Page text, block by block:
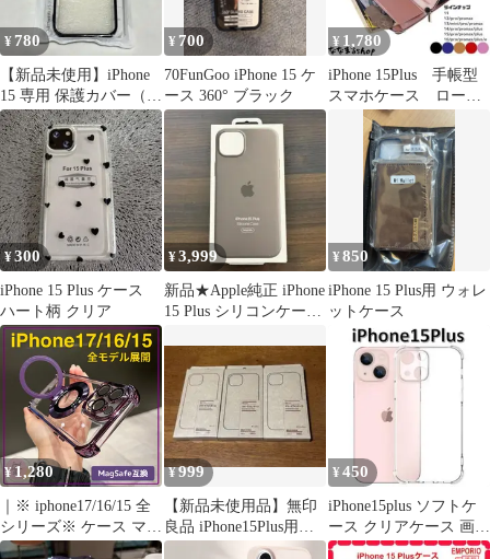
ーフ 大人気
¥ 780
【新品未使用】iPhone
15 専用 保護カバー（ブ
ラック）
¥ 700
70FunGoo iPhone 15 ケ
ース 360° ブラック
¥ 1,780
iPhone 15Plus 手帳型
スマホケース ローズ
ゴールド スマホスタ
¥300
iPhone 15 Plus ケース
ハート柄 クリア
¥3,999
新品★Apple純正 iPhone
15 Plus シリコンケース
¥850
iPhone 15 Plus用 ウォレ
ットケース
¥1,280
｜※ iphone17/16/15 全
シリーズ※ ケース マグ
セーフ 16ProMax 16Pro
¥999
【新品未使用品】無印
良品 iPhone15Plus用ケ
ース 3個セット
¥ 450
iPhone15plus ソフトケ
ース クリアケース 画面
レンズ保護 角落ち防御